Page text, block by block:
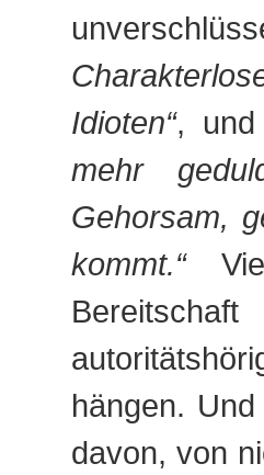
Idioten“, und
mehr
Gehorsam,
kommt.“
hängen.
davon, von